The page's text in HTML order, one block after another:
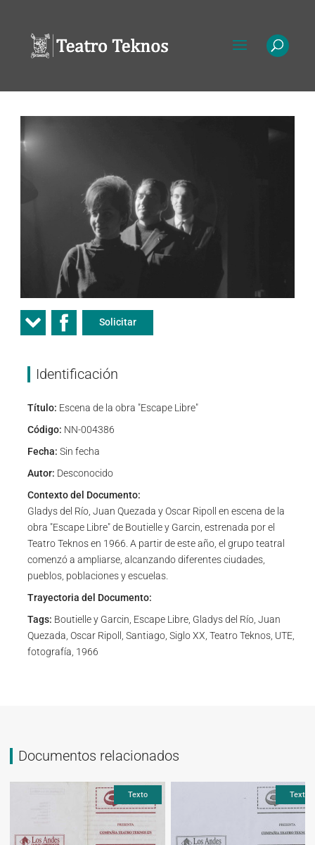
Solicitar
Identificación
Título: Escena de la obra "Escape Libre"
Código: NN-004386
Fecha: Sin fecha
Autor: Desconocido
Contexto del Documento:
Gladys del Río, Juan Quezada y Oscar Ripoll en escena de la
obra "Escape Libre" de Boutielle y Garcin, estrenada por el
Teatro Teknos en 1966. A partir de este año, el grupo teatral
comenzó a ampliarse, alcanzando diferentes ciudades,
pueblos, poblaciones y escuelas.
Trayectoria del Documento:
Tags: Boutielle y Garcin, Escape Libre, Gladys del Río, Juan
Quezada, Oscar Ripoll, Santiago, Siglo XX, Teatro Teknos, UTE,
fotografía, 1966
Documentos relacionados
Texto Texto